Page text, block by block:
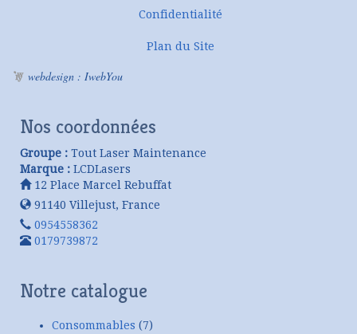
Confidentialité
Plan du Site
webdesign : IwebYou
Nos coordonnées
Groupe : Tout Laser Maintenance
Marque : LCDLasers
12 Place Marcel Rebuffat
91140 Villejust, France
0954558362
0179739872
Notre catalogue
Consommables (7)